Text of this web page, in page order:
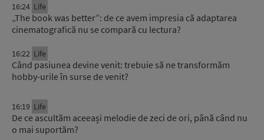
16:24 Life
„The book was better”: de ce avem impresia că adaptarea
cinematografică nu se compară cu lectura?
16:22 Life
Când pasiunea devine venit: trebuie să ne transformăm
hobby-urile în surse de venit?
16:19 Life
De ce ascultăm aceeași melodie de zeci de ori, până când nu
o mai suportăm?